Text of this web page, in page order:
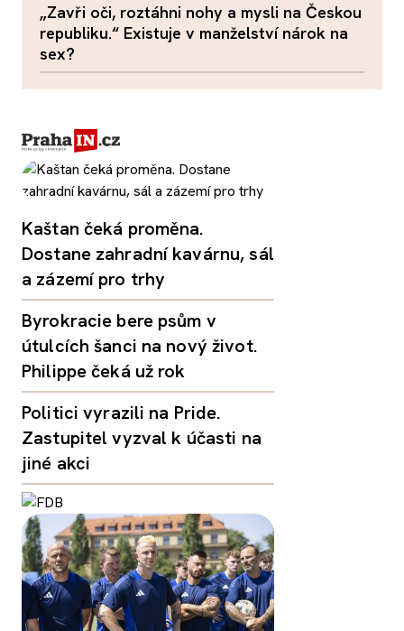
„Zavři oči, roztáhni nohy a mysli na Českou
republiku.“ Existuje v manželství nárok na
sex?
Kaštan čeká proměna.
Dostane zahradní kavárnu, sál
a zázemí pro trhy
Byrokracie bere psům v
útulcích šanci na nový život.
Philippe čeká už rok
Politici vyrazili na Pride.
Zastupitel vyzval k účasti na
jiné akci